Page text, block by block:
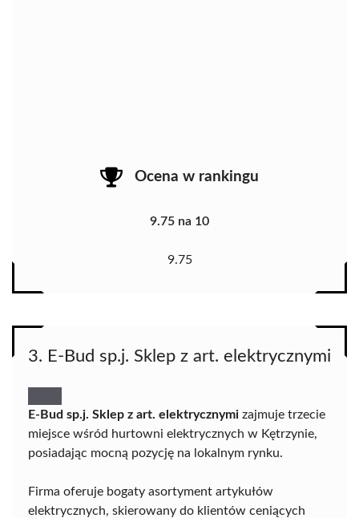
Ocena w rankingu
9.75 na 10
9.75
3. E-Bud sp.j. Sklep z art. elektrycznymi
E-Bud sp.j. Sklep z art. elektrycznymi zajmuje trzecie
miejsce wśród hurtowni elektrycznych w Kętrzynie,
posiadając mocną pozycję na lokalnym rynku.
Firma oferuje bogaty asortyment artykułów
elektrycznych, skierowany do klientów ceniących